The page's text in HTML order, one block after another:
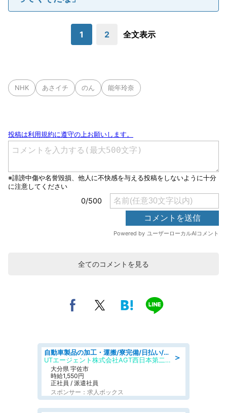
1 2 全文表示
NHK あさイチ のん 能年玲奈
全てのコメントを見る
＞
自動車製品の加工・運搬/寮完備/日払い/工場・製造
UTエージェント株式会社AGT西日本第二CU
大分県 宇佐市
時給1,550円
正社員 / 派遣社員
スポンサー：求人ボックス